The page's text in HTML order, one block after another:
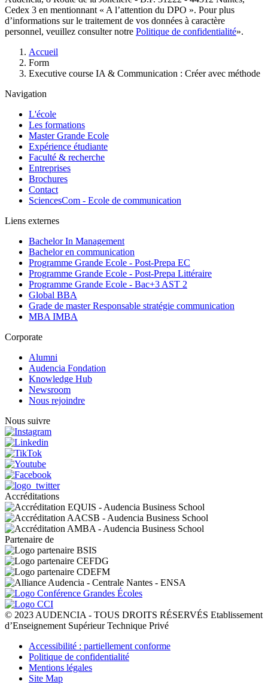
Cedex 3 en mentionnant « A l’attention du DPO ». Pour plus
d’informations sur le traitement de vos données à caractère
personnel, veuillez consulter notre Politique de confidentialité».
d'Ariane
Accueil
Form
Executive course IA & Communication : Créer avec méthode
Navigation
L'école
Les formations
Master Grande Ecole
Expérience étudiante
Faculté & recherche
Entreprises
Brochures
Contact
SciencesCom - Ecole de communication
Liens externes
Bachelor In Management
Bachelor en communication
Programme Grande Ecole - Post-Prepa EC
Programme Grande Ecole - Post-Prepa Littéraire
Programme Grande Ecole - Bac+3 AST 2
Global BBA
Grade de master Responsable stratégie communication
MBA IMBA
Corporate
Alumni
Audencia Fondation
Knowledge Hub
Newsroom
Nous rejoindre
Nous suivre
Accréditations
Partenaire de
© 2023 AUDENCIA - TOUS DROITS RÉSERVÉS Etablissement
d’Enseignement Supérieur Technique Privé
Pied
page
Accessibilité : partiellement conforme
Politique de confidentialité
Mentions légales
Site Map